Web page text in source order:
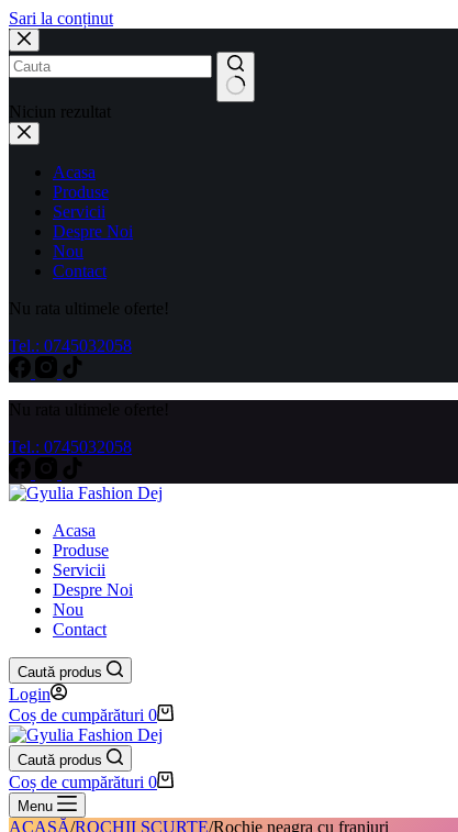
Sari la conținut
Niciun rezultat
Acasa
Produse
Servicii
Despre Noi
Nou
Contact
Nu rata ultimele oferte!
Tel.: 0745032058
Tel.: 0745032058
Acasa
Produse
Servicii
Despre Noi
Nou
Contact
Caută produs
Login
Coș de cumpărături 0
Caută produs
Coș de cumpărături 0
Menu
ACASĂ/ROCHII SCURTE/Rochie neagra cu franjuri